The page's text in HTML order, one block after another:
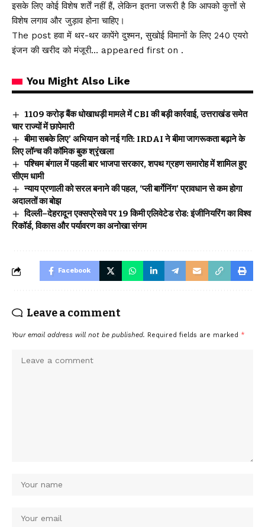
इसके लिए कोई विशेष शर्तें नहीं हैं, लेकिन इतना जरूरी है कि आपको कुत्तों से
विशेष लगाव और जुड़ाव होना चाहिए।
The post हवा में थर-थर कापेंगे दुश्मन, सुखोई विमानों के लिए 240 एयरो
इंजन की खरीद को मंजूरी… appeared first on .
You Might Also Like
₹1109 करोड़ बैंक धोखाधड़ी मामले में CBI की बड़ी कार्रवाई, उत्तराखंड समेत
चार राज्यों में छापेमारी
बीमा सबके लिए’ अभियान को नई गति: IRDAI ने बीमा जागरूकता बढ़ाने के
लिए लॉन्च की कॉमिक बुक श्रृंखला
पश्चिम बंगाल में पहली बार भाजपा सरकार, शपथ ग्रहण समारोह में शामिल हुए
सीएम धामी
न्याय प्रणाली को सरल बनाने की पहल, ‘प्ली बार्गेनिंग’ प्रावधान से कम होगा
अदालतों का बोझ
दिल्ली–देहरादून एक्सप्रेसवे पर 19 किमी एलिवेटेड रोड: इंजीनियरिंग का विश्व
रिकॉर्ड, विकास और पर्यावरण का अनोखा संगम
Facebook
Leave a comment
Your email address will not be published. Required fields are marked *